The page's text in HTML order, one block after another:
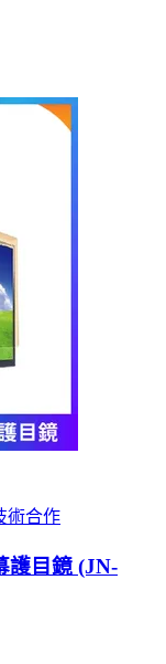
術合作
護目鏡 (JN-